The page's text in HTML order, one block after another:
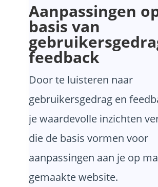
Aanpassingen
basis van
feedback
Door te luisteren naar
gebruikersgedrag en
je waardevolle inzichten
die de basis vormen voor
aanpassingen aan je op
gemaakte website.